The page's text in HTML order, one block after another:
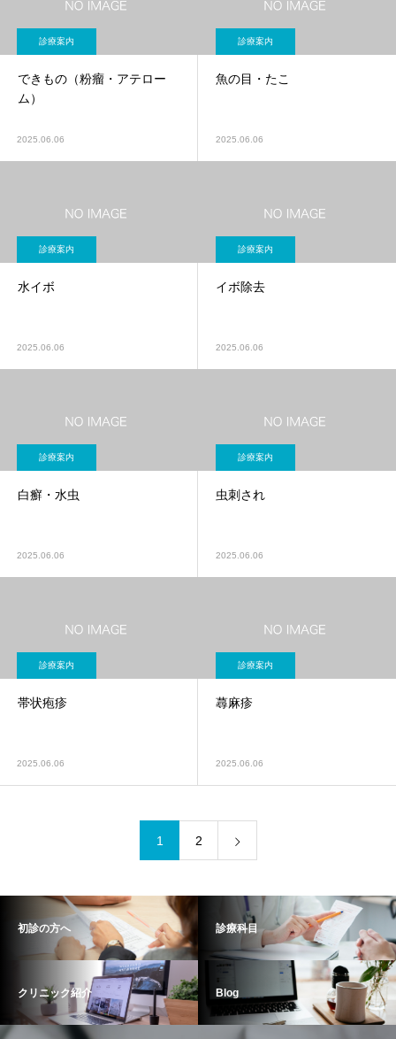
診療案内
できもの（粉瘤・アテロー
ム）
2025.06.06
診療案内
魚の目・たこ
2025.06.06
診療案内
水イボ
2025.06.06
診療案内
イボ除去
2025.06.06
診療案内
白癬・水虫
2025.06.06
診療案内
虫刺され
2025.06.06
診療案内
帯状疱疹
2025.06.06
診療案内
蕁麻疹
2025.06.06
1 2
初診の方へ 診療科目
クリニック紹介 Blog